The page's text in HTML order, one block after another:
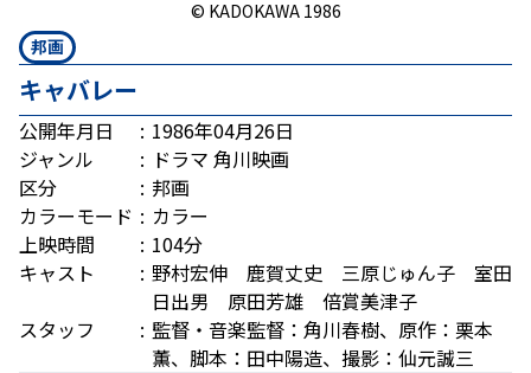
キャバレー
公開年月日
1986年04月26日
ジャンル
ドラマ 角川映画
区分
邦画
カラーモード
カラー
上映時間
104分
キャスト
野村宏伸 鹿賀丈史 三原じゅん子 室田
日出男 原田芳雄 倍賞美津子
スタッフ
監督・音楽監督：角川春樹、原作：栗本
薫、脚本：田中陽造、撮影：仙元誠三
© KADOKAWA 1986
邦画